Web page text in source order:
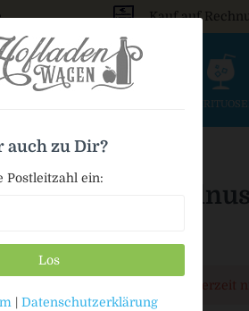
Kauf auf
bio
Dieser Artikel steht derzeit
zu Dir?
Postleitzahl ein:
Los
| Datenschutzerklärung